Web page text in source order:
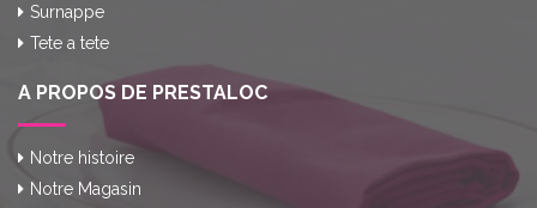
Surnappe
Tete a tete
A PROPOS DE PRESTALOC
Notre histoire
Notre Magasin